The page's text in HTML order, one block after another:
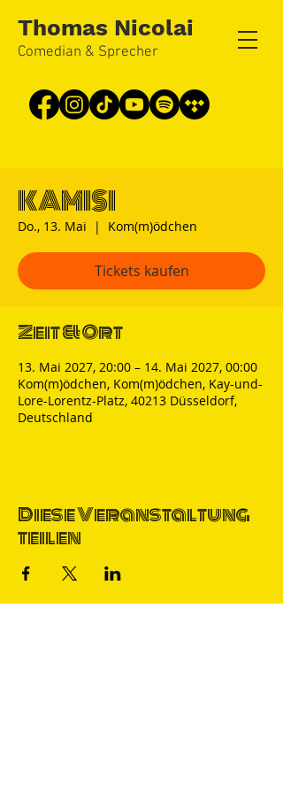
Thomas Nicolai
Comedian & Sprecher
KAMISI
Do., 13. Mai
  |
Kom(m)ödchen
Tickets kaufen
Zeit & Ort
13. Mai 2027, 20:00 – 14. Mai 2027, 00:00
Kom(m)ödchen, Kom(m)ödchen, Kay-und-
Lore-Lorentz-Platz, 40213 Düsseldorf,
Deutschland
Diese Veranstaltung
teilen